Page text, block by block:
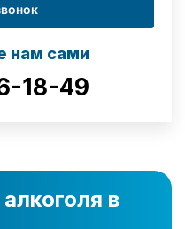
нам сами
18-49
в